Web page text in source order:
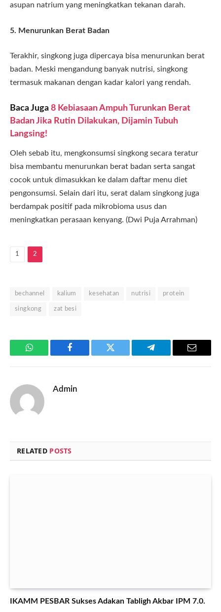
asupan natrium yang meningkatkan tekanan darah.
5. Menurunkan Berat Badan
Terakhir, singkong juga dipercaya bisa menurunkan berat
badan. Meski mengandung banyak nutrisi, singkong
termasuk makanan dengan kadar kalori yang rendah.
Baca Juga 8 Kebiasaan Ampuh Turunkan Berat
Badan Jika Rutin Dilakukan, Dijamin Tubuh
Langsing!
Oleh sebab itu, mengkonsumsi singkong secara teratur
bisa membantu menurunkan berat badan serta sangat
cocok untuk dimasukkan ke dalam daftar menu diet
pengonsumsi. Selain dari itu, serat dalam singkong juga
berdampak positif pada mikrobioma usus dan
meningkatkan perasaan kenyang. (Dwi Puja Arrahman)
1 2
bechannel kalium kesehatan nutrisi protein
singkong zat besi
WhatsApp Facebook Twitter Telegram Email
Admin
RELATED POSTS
IKAMM PESBAR Sukses Adakan Tabligh Akbar IPM 7.0.